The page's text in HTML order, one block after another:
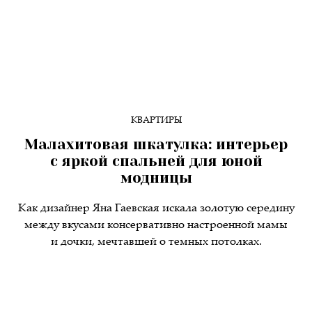
КВАРТИРЫ
Малахитовая шкатулка: интерьер
с яркой спальней для юной
модницы
Как дизайнер Яна Гаевская искала золотую середину
между вкусами консервативно настроенной мамы
и дочки, мечтавшей о темных потолках.